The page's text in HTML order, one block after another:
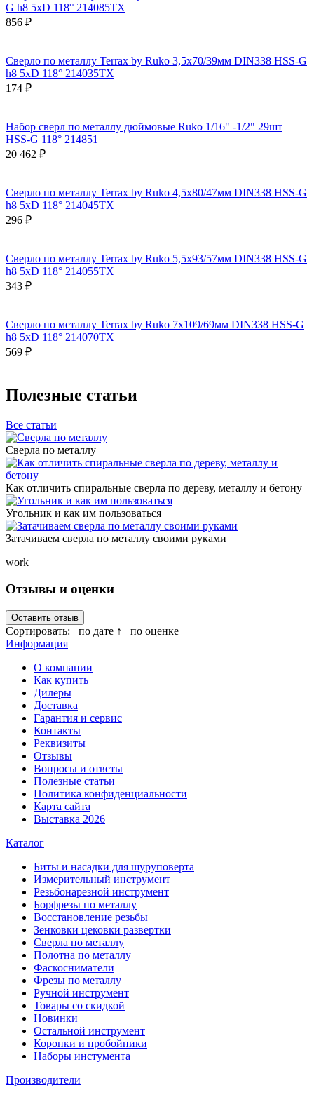
G h8 5xD 118° 214085TX
856 ₽
Сверло по металлу Terrax by Ruko 3,5x70/39мм DIN338 HSS-G
h8 5xD 118° 214035TX
174 ₽
Набор сверл по металлу дюймовые Ruko 1/16" -1/2" 29шт
HSS-G 118° 214851
20 462 ₽
Сверло по металлу Terrax by Ruko 4,5x80/47мм DIN338 HSS-G
h8 5xD 118° 214045TX
296 ₽
Сверло по металлу Terrax by Ruko 5,5x93/57мм DIN338 HSS-G
h8 5xD 118° 214055TX
343 ₽
Сверло по металлу Terrax by Ruko 7x109/69мм DIN338 HSS-G
h8 5xD 118° 214070TX
569 ₽
Полезные статьи
Все статьи
Сверла по металлу
Как отличить спиральные сверла по дереву, металлу и бетону
Угольник и как им пользоваться
Затачиваем сверла по металлу своими руками
work
Отзывы и оценки
Оставить отзыв
Сортировать: по дате ↑
по оценке
Информация
О компании
Как купить
Дилеры
Доставка
Гарантия и сервис
Контакты
Реквизиты
Отзывы
Вопросы и ответы
Полезные статьи
Политика конфиденциальности
Карта сайта
Выставка 2026
Каталог
Биты и насадки для шуруповерта
Измерительный инструмент
Резьбонарезной инструмент
Борфрезы по металлу
Восстановление резьбы
Зенковки цековки развертки
Сверла по металлу
Полотна по металлу
Фаскосниматели
Фрезы по металлу
Ручной инструмент
Товары со скидкой
Новинки
Остальной инструмент
Коронки и пробойники
Наборы инстумента
Производители